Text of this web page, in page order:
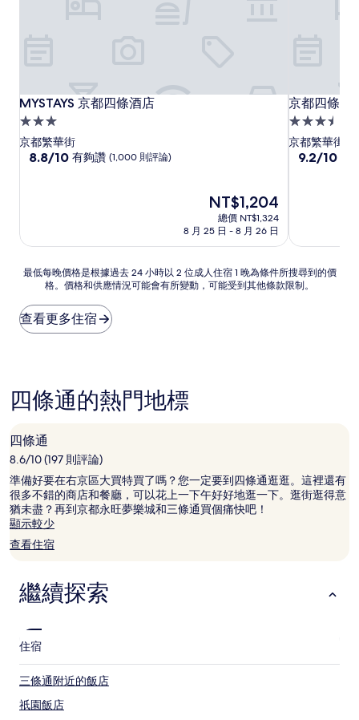
MYSTAYS 京都四條酒店
MYSTAYS 京都四條酒店
3.0
星
級
京都繁華街
8.8
有
讚，
(1,000
評
論)
8.8/10 有夠讚 (1,000 則評論)
現
在
價
NT$1,204
NT$1,204
總價 NT$1,324
8 月 25 日 - 8 月 26 日
京都四條新
京都四條新
3.5
星
級
京都繁華街
9.2
太
了，
(935
9.2/10
最
晚
價
據
過
24
小
時
以
2
位
成
人
住
晚
為
件
所
搜
尋
到
的
最低每晚價格是根據過去 24 小時以 2 位成人住宿 1 晚為條件所搜尋到的價
格。價格和供應情況可能會有所變動，可能受到其他條款限制。
查看更多住宿
四條通的熱門地標
四條通
8.6/10 (197 則評論)
準備好要在右京區大買特買了嗎？您一定要到四條通逛逛。這裡還有
很多不錯的商店和餐廳，可以花上一下午好好地逛一下。逛街逛得意
猶未盡？再到京都永旺夢樂城和三條通買個痛快吧！
顯示較少
查看住宿
繼續探索
住宿
三條通附近的飯店
祇園飯店